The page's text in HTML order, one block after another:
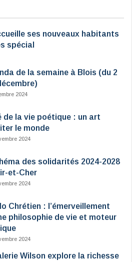
ses nouveaux habitants
spécial
de la semaine à Blois (du 2
2024
de la vie poétique : un art
le monde
2024
des solidarités 2024-2028
et-Cher
2024
Chrétien : l’émerveillement
philosophie de vie et moteur
2024
Wilson explore la richesse